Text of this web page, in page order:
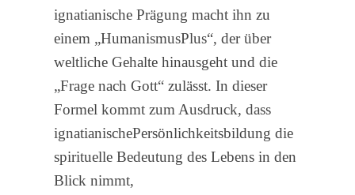
ignatianische Prägung macht ihn zu
einem „HumanismusPlus“, der über
weltliche Gehalte hinausgeht und die
„Frage nach Gott“ zulässt. In dieser
Formel kommt zum Ausdruck, dass
ignatianischePersönlichkeitsbildung die
spirituelle Bedeutung des Lebens in den
Blick nimmt,